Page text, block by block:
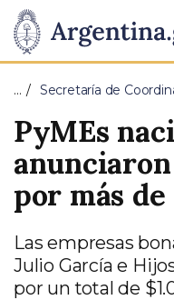
Presidencia
de
la
Nación
Pasar al contenido
… Secretaría de
PyMEs
por más
Las empresas
Julio García e
por un total de